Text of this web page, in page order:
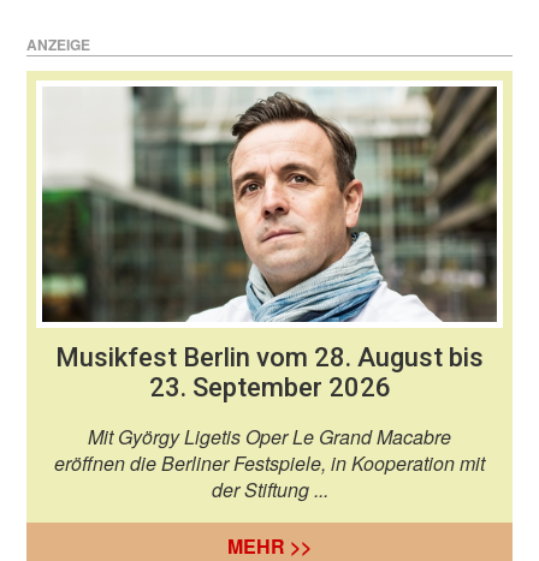
ANZEIGE
Musikfest Berlin vom 28. August bis
23. September 2026
Mit György Ligetis Oper Le Grand Macabre
eröffnen die Berliner Festspiele, in Kooperation mit
der Stiftung ...
MEHR >>